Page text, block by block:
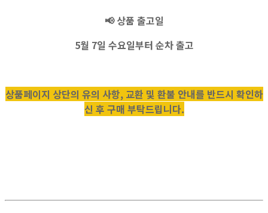
📢상품 출고일
5월 7일 수요일부터 순차 출고
상품페이지 상단의 유의 사항, 교환 및 환불 안내를 반드시 확인하
신 후 구매 부탁드립니다.